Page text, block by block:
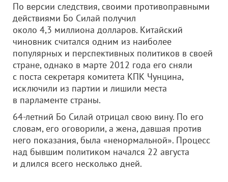
По версии следствия, своими противоправными
действиями Бо Силай получил
около 4,3 миллиона долларов. Китайский
чиновник считался одним из наиболее
популярных и перспективных политиков в своей
стране, однако в марте 2012 года его сняли
с поста секретаря комитета КПК Чунцина,
исключили из партии и лишили места
в парламенте страны.
64-летний Бо Силай отрицал свою вину. По его
словам, его оговорили, а жена, давшая против
него показания, была «ненормальной». Процесс
над бывшим политиком начался 22 августа
и длился всего несколько дней.